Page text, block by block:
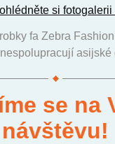
si fotogalerii
fa Zebra
asijské
se na
návštěvu!